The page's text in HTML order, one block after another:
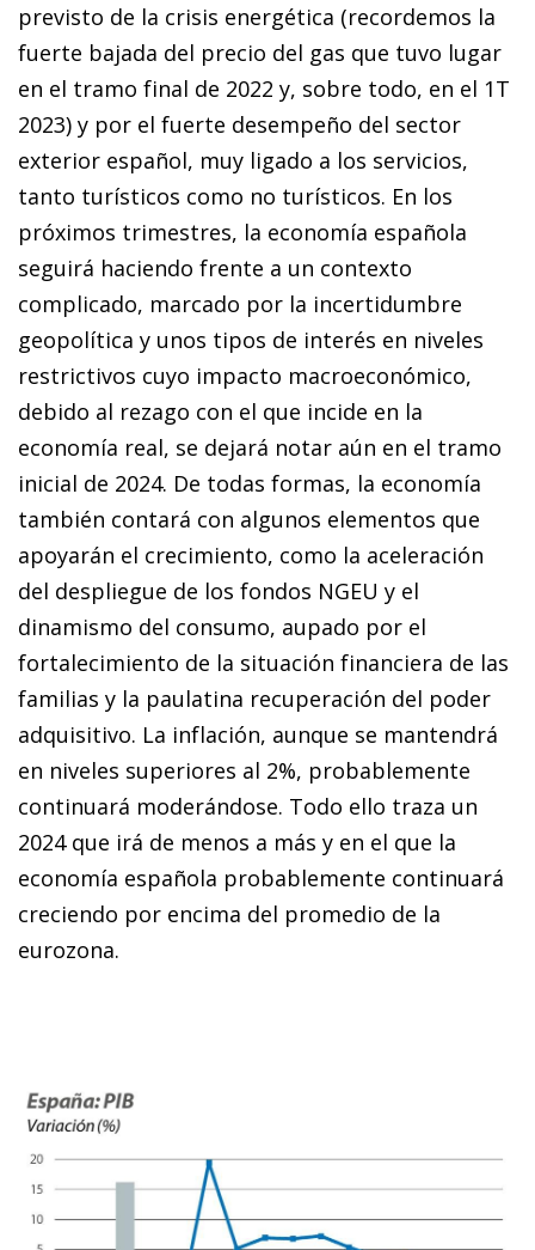
previsto de la crisis energética (recordemos la
fuerte bajada del precio del gas que tuvo lugar
en el tramo final de 2022 y, sobre todo, en el 1T
2023) y por el fuerte desempeño del sector
exterior español, muy ligado a los servicios,
tanto turísticos como no turísticos. En los
próximos trimestres, la economía española
seguirá haciendo frente a un contexto
complicado, marcado por la incertidumbre
geopolítica y unos tipos de interés en niveles
restrictivos cuyo impacto macroeconómico,
debido al rezago con el que incide en la
economía real, se dejará notar aún en el tramo
inicial de 2024. De todas formas, la economía
también contará con algunos elementos que
apoyarán el crecimiento, como la aceleración
del despliegue de los fondos NGEU y el
dinamismo del consumo, aupado por el
fortalecimiento de la situación financiera de las
familias y la paulatina recuperación del poder
adquisitivo. La inflación, aunque se mantendrá
en niveles superiores al 2%, probablemente
continuará moderándose. Todo ello traza un
2024 que irá de menos a más y en el que la
economía española probablemente continuará
creciendo por encima del promedio de la
eurozona.